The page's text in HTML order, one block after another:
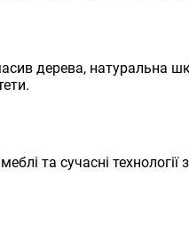
дерева, натуральна
та сучасні